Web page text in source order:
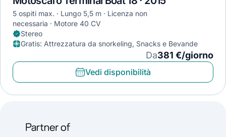
5 ospiti max. Lungo 5,5 m
Licenza non
necessaria
Motore 40 CV
Stereo
Gratis: Attrezzatura da snorkeling, Snacks e Bevande
Da381 €/giorno
Vedi disponibilità